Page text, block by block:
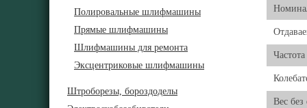
Полировальные шлифмашины
Прямые шлифмашины
Шлифмашины для ремонта
Эксцентриковые шлифмашины
Штроборезы, бороздоделы
Вес без